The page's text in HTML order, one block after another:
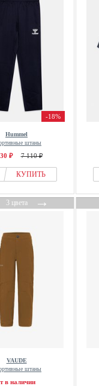
-18%
Hummel
штаны
₽ 7 110 ₽
КУПИТЬ
3 цвета→
VAUDE
штаны
в наличии